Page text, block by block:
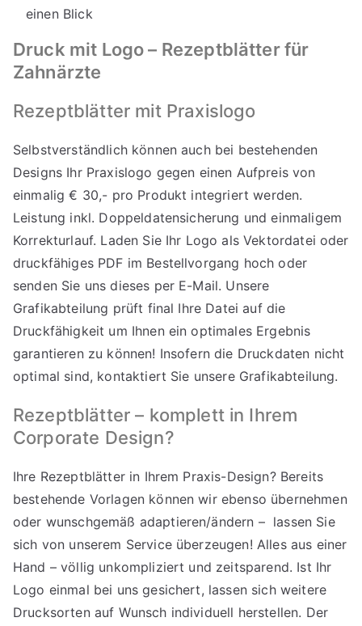
einen Blick
Druck mit Logo – Rezeptblätter für
Zahnärzte
Rezeptblätter mit Praxislogo
Selbstverständlich können auch bei bestehenden
Designs Ihr Praxislogo gegen einen Aufpreis von
einmalig € 30,- pro Produkt integriert werden.
Leistung inkl. Doppeldatensicherung und einmaligem
Korrekturlauf. Laden Sie Ihr Logo als Vektordatei oder
druckfähiges PDF im Bestellvorgang hoch oder
senden Sie uns dieses per E-Mail. Unsere
Grafikabteilung prüft final Ihre Datei auf die
Druckfähigkeit um Ihnen ein optimales Ergebnis
garantieren zu können! Insofern die Druckdaten nicht
optimal sind, kontaktiert Sie unsere Grafikabteilung.
Rezeptblätter – komplett in Ihrem
Corporate Design?
Ihre Rezeptblätter in Ihrem Praxis-Design? Bereits
bestehende Vorlagen können wir ebenso übernehmen
oder wunschgemäß adaptieren/ändern – lassen Sie
sich von unserem Service überzeugen! Alles aus einer
Hand – völlig unkompliziert und zeitsparend. Ist Ihr
Logo einmal bei uns gesichert, lassen sich weitere
Drucksorten auf Wunsch individuell herstellen. Der